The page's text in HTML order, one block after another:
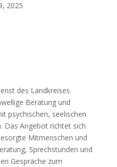
2025
des Landkreises
Beratung und
psychischen, seelischen
Das Angebot richtet sich
Mitmenschen und
Sprechstunden und
Gespräche zum